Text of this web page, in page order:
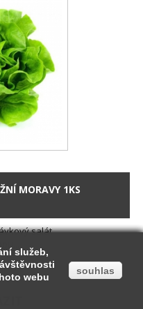
služeb,
webu
souhlas
MORAVY 1KS
salát
služeb,
webu
souhlas